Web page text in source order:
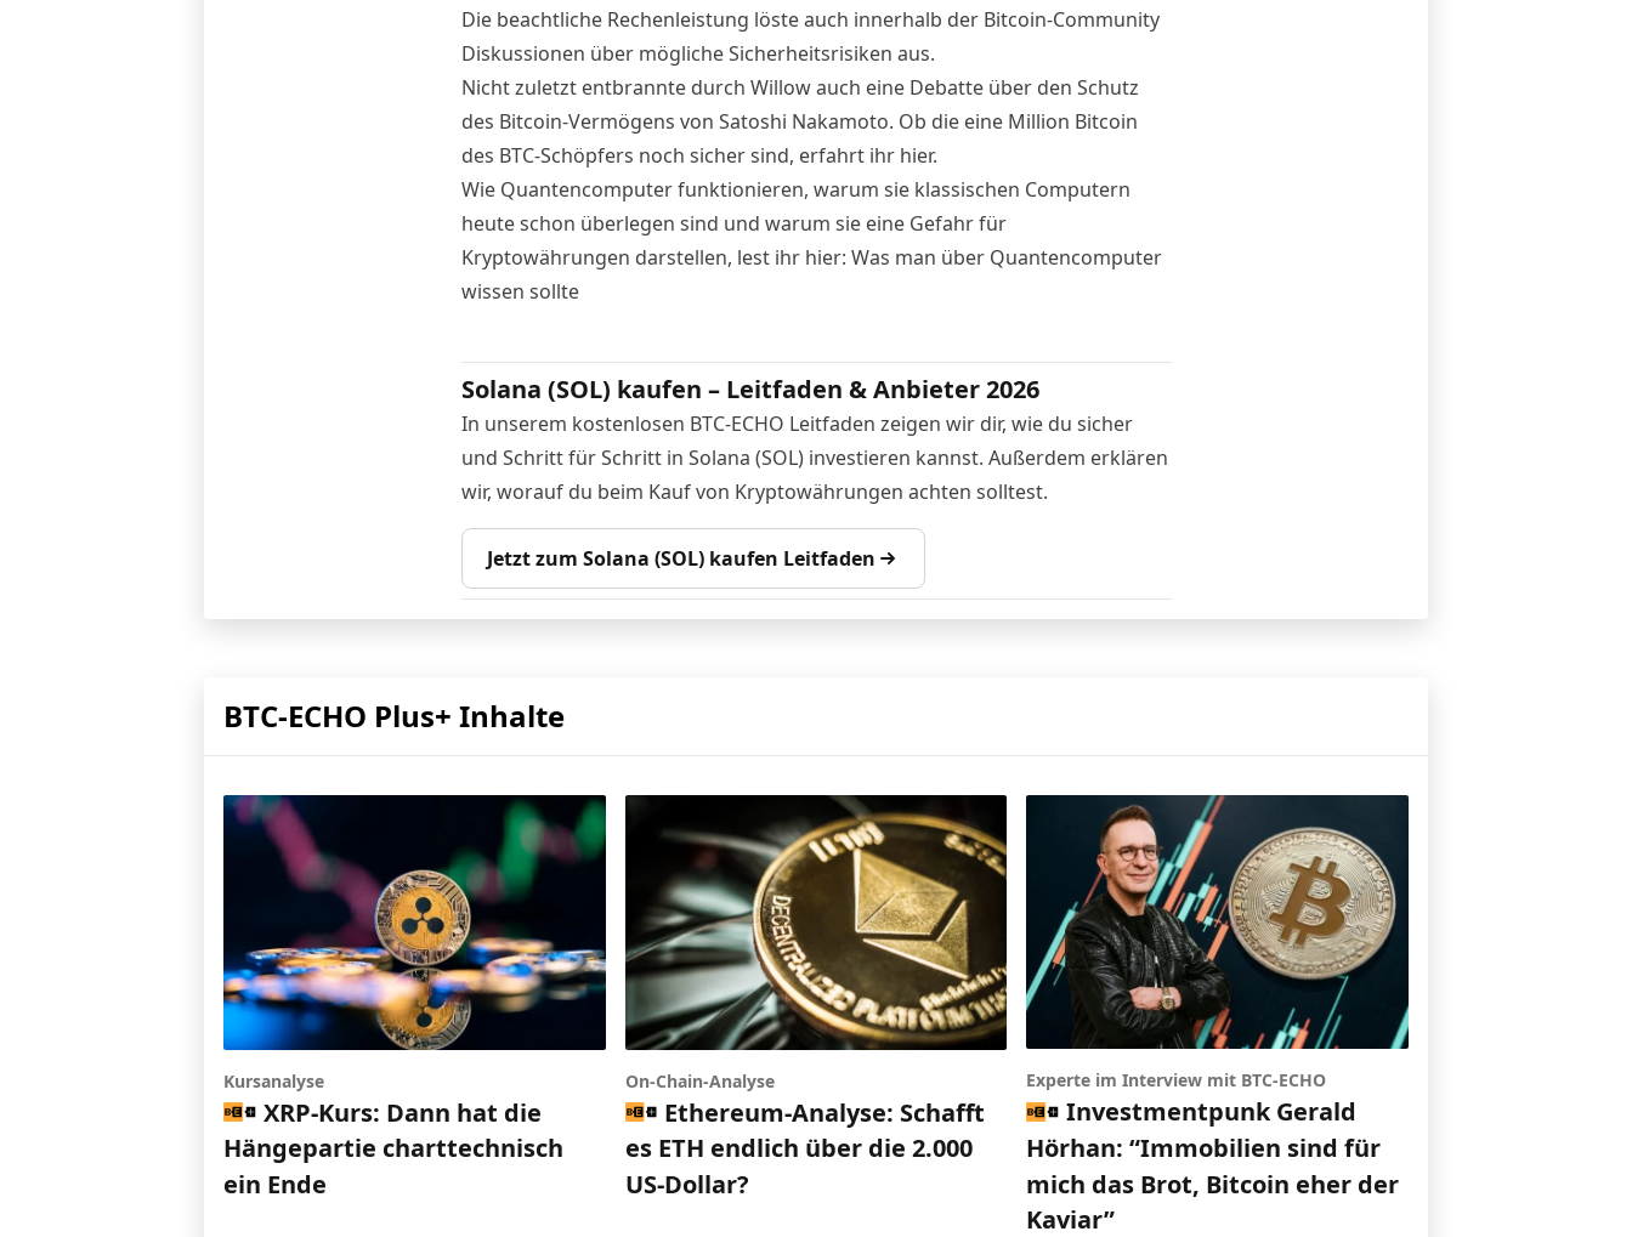
Die beachtliche Rechenleistung löste auch innerhalb der Bitcoin-Community
Diskussionen über mögliche Sicherheitsrisiken aus.
Nicht zuletzt entbrannte durch Willow auch eine Debatte über den Schutz
des Bitcoin-Vermögens von Satoshi Nakamoto. Ob die eine Million Bitcoin
des BTC-Schöpfers noch sicher sind, erfahrt ihr hier.
Wie Quantencomputer funktionieren, warum sie klassischen Computern
heute schon überlegen sind und warum sie eine Gefahr für
Kryptowährungen darstellen, lest ihr hier: Was man über Quantencomputer
wissen sollte
Solana (SOL) kaufen – Leitfaden & Anbieter 2026
In unserem kostenlosen BTC-ECHO Leitfaden zeigen wir dir, wie du sicher
und Schritt für Schritt in Solana (SOL) investieren kannst. Außerdem erklären
wir, worauf du beim Kauf von Kryptowährungen achten solltest.
Jetzt zum Solana (SOL) kaufen Leitfaden
BTC-ECHO Plus+ Inhalte
Kursanalyse
XRP-Kurs: Dann hat die
Hängepartie charttechnisch
ein Ende
On-Chain-Analyse
Ethereum-Analyse: Schafft
es ETH endlich über die 2.000
US-Dollar?
Experte im Interview mit BTC-ECHO
Investmentpunk Gerald
Hörhan: “Immobilien sind für
mich das Brot, Bitcoin eher der
Kaviar”